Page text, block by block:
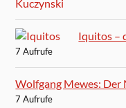
Iquitos –
7 Aufrufe
Wolfgang Mewes: Der
7 Aufrufe